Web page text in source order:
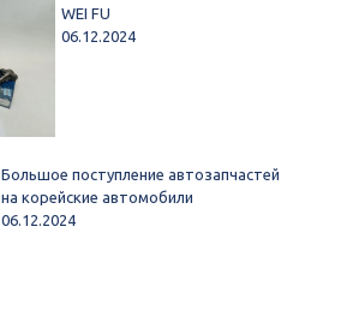
WEI FU
06.12.2024
Большое поступление автозапчастей
на корейские автомобили
06.12.2024